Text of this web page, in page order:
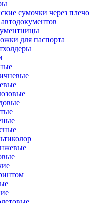
сумочки через плечо
для паспорта